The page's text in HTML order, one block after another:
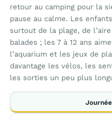
retour au camping pour la
pause au calme. Les
surtout de la plage, de
balades ; les 7 à 12 ans
l’aquarium et les jeux de
davantage les vélos, les
les sorties un peu plus